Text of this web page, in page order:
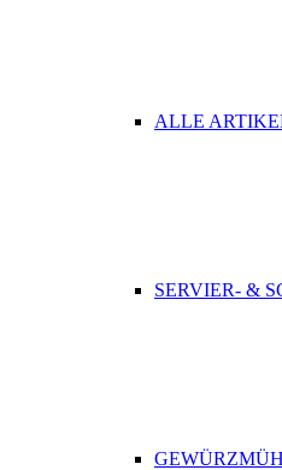
ALLE
SERVIER- &